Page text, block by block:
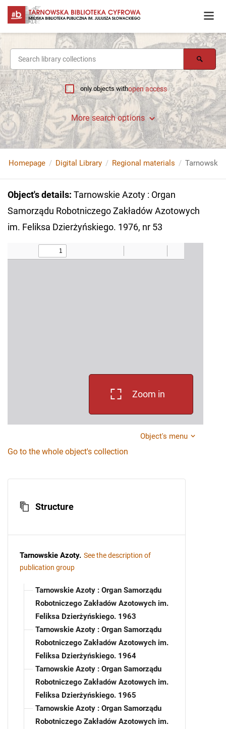
only objects withopen access
More search options
Homepage Digital Library Regional materials
Object's details: Tarnowskie Azoty : Organ
Samorządu Robotniczego Zakładów Azotowych
im. Feliksa Dzierżyńskiego. 1976, nr 53
Zoom in
Object's menu
Go to the whole object's collection
Structure
Tarnowskie Azoty. See the description of
publication group
Tarnowskie Azoty : Organ Samorządu
Robotniczego Zakładów Azotowych im.
Feliksa Dzierżyńskiego. 1963
Tarnowskie Azoty : Organ Samorządu
Robotniczego Zakładów Azotowych im.
Feliksa Dzierżyńskiego. 1964
Tarnowskie Azoty : Organ Samorządu
Robotniczego Zakładów Azotowych im.
Feliksa Dzierżyńskiego. 1965
Tarnowskie Azoty : Organ Samorządu
Robotniczego Zakładów Azotowych im.